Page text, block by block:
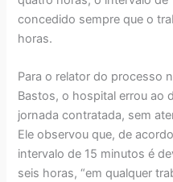
concedido sempre que o
horas.
Para o relator do processo
Bastos, o hospital errou ao
jornada contratada, sem
Ele observou que, de
intervalo de 15 minutos é
seis horas, “em qualquer